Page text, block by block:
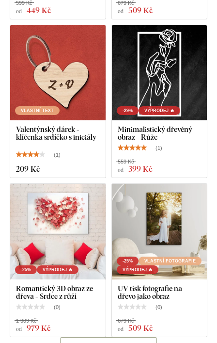
od 449 Kč
599 Kč
od 509 Kč
679 Kč
VLASTNÍ TEXT
Valentýnský dárek -
klíčenka srdíčko s iniciály
(1)
209 Kč
-29% VÝPRODEJ 🔥
Minimalistický dřevěný
obraz - Růže
(1)
od 399 Kč
559 Kč
-25% VÝPRODEJ 🔥
Romantický 3D obraz ze
dřeva - Srdce z růží
(0)
od 979 Kč
1 309 Kč
-25%
VLASTNÍ FOTOGRAFIE
VÝPRODEJ 🔥
UV tisk fotografie na
dřevo jako obraz
(0)
od 509 Kč
679 Kč